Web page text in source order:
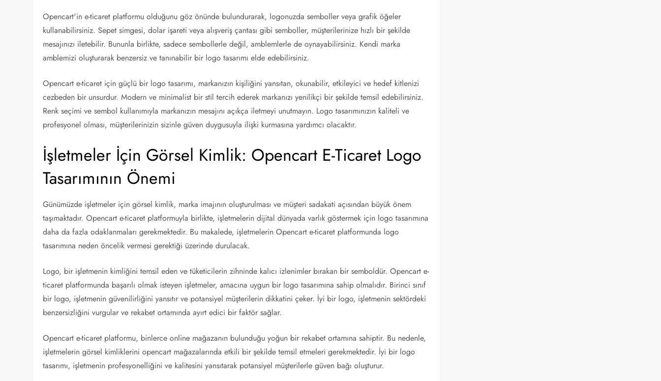
Opencart'in e-ticaret platformu olduğunu göz önünde bulundurarak, logonuzda semboller veya grafik öğeler
kullanabilirsiniz. Sepet simgesi, dolar işareti veya alışveriş çantası gibi semboller, müşterilerinize hızlı bir şekilde
mesajınızı iletebilir. Bununla birlikte, sadece sembollerle değil, amblemlerle de oynayabilirsiniz. Kendi marka
amblemizi oluşturarak benzersiz ve tanınabilir bir logo tasarımı elde edebilirsiniz.
Opencart e-ticaret için güçlü bir logo tasarımı, markanızın kişiliğini yansıtan, okunabilir, etkileyici ve hedef kitlenizi
cezbeden bir unsurdur. Modern ve minimalist bir stil tercih ederek markanızı yenilikçi bir şekilde temsil edebilirsiniz.
Renk seçimi ve sembol kullanımıyla markanızın mesajını açıkça iletmeyi unutmayın. Logo tasarımınızın kaliteli ve
profesyonel olması, müşterilerinizin sizinle güven duygusuyla ilişki kurmasına yardımcı olacaktır.
İşletmeler İçin Görsel Kimlik: Opencart E-Ticaret Logo
Tasarımının Önemi
Günümüzde işletmeler için görsel kimlik, marka imajının oluşturulması ve müşteri sadakati açısından büyük önem
taşımaktadır. Opencart e-ticaret platformuyla birlikte, işletmelerin dijital dünyada varlık göstermek için logo tasarımına
daha da fazla odaklanmaları gerekmektedir. Bu makalede, işletmelerin Opencart e-ticaret platformunda logo
tasarımına neden öncelik vermesi gerektiği üzerinde durulacak.
Logo, bir işletmenin kimliğini temsil eden ve tüketicilerin zihninde kalıcı izlenimler bırakan bir semboldür. Opencart e-
ticaret platformunda başarılı olmak isteyen işletmeler, amacına uygun bir logo tasarımına sahip olmalıdır. Birinci sınıf
bir logo, işletmenin güvenilirliğini yansıtır ve potansiyel müşterilerin dikkatini çeker. İyi bir logo, işletmenin sektördeki
benzersizliğini vurgular ve rekabet ortamında ayırt edici bir faktör sağlar.
Opencart e-ticaret platformu, binlerce online mağazanın bulunduğu yoğun bir rekabet ortamına sahiptir. Bu nedenle,
işletmelerin görsel kimliklerini opencart mağazalarında etkili bir şekilde temsil etmeleri gerekmektedir. İyi bir logo
tasarımı, işletmenin profesyonelliğini ve kalitesini yansıtarak potansiyel müşterilerle güven bağı oluşturur.